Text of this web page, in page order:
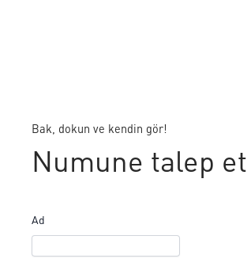
Bak, dokun ve kendin gör!
Numune talep et
Ad